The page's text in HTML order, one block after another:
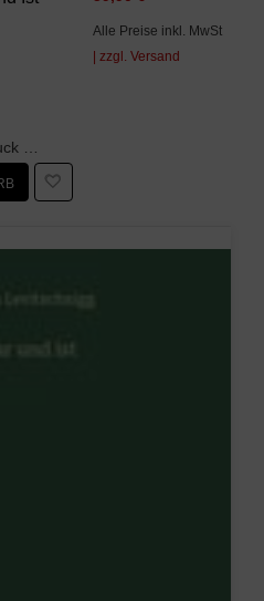
Alle Preise inkl. MwSt
| zzgl. Versand